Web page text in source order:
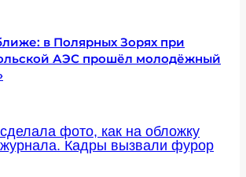
в Полярных Зорях при
АЭС прошёл молодёжный